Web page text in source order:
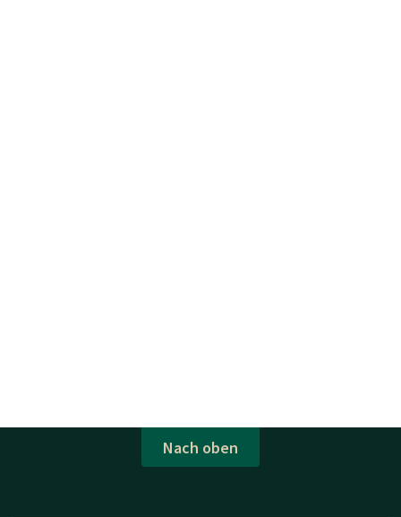
Nach oben